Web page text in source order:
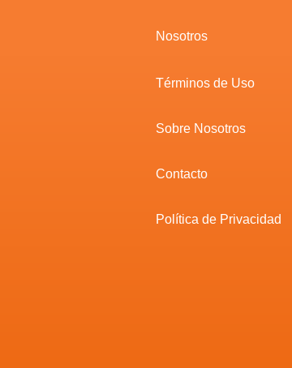
Nosotros
Términos de Uso
Sobre Nosotros
Contacto
Política de Privacidad